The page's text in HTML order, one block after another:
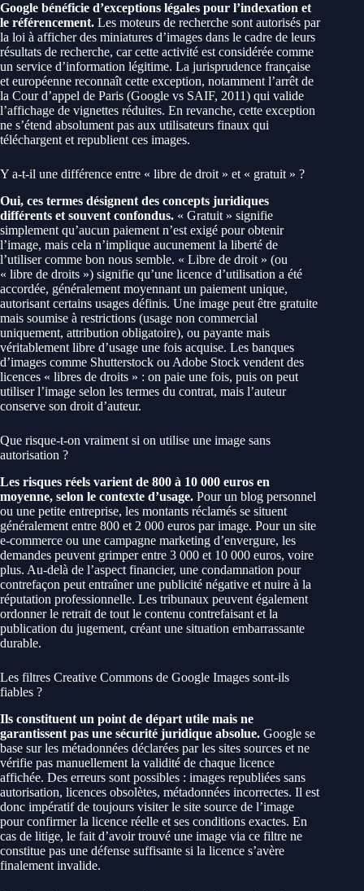
Google bénéficie d’exceptions légales pour l’indexation et
le référencement. Les moteurs de recherche sont autorisés par
la loi à afficher des miniatures d’images dans le cadre de leurs
résultats de recherche, car cette activité est considérée comme
un service d’information légitime. La jurisprudence française
et européenne reconnaît cette exception, notamment l’arrêt de
la Cour d’appel de Paris (Google vs SAIF, 2011) qui valide
l’affichage de vignettes réduites. En revanche, cette exception
ne s’étend absolument pas aux utilisateurs finaux qui
téléchargent et republient ces images.
Y a-t-il une différence entre « libre de droit » et « gratuit » ?
Oui, ces termes désignent des concepts juridiques
différents et souvent confondus. « Gratuit » signifie
simplement qu’aucun paiement n’est exigé pour obtenir
l’image, mais cela n’implique aucunement la liberté de
l’utiliser comme bon nous semble. « Libre de droit » (ou
« libre de droits ») signifie qu’une licence d’utilisation a été
accordée, généralement moyennant un paiement unique,
autorisant certains usages définis. Une image peut être gratuite
mais soumise à restrictions (usage non commercial
uniquement, attribution obligatoire), ou payante mais
véritablement libre d’usage une fois acquise. Les banques
d’images comme Shutterstock ou Adobe Stock vendent des
licences « libres de droits » : on paie une fois, puis on peut
utiliser l’image selon les termes du contrat, mais l’auteur
conserve son droit d’auteur.
Que risque-t-on vraiment si on utilise une image sans
autorisation ?
Les risques réels varient de 800 à 10 000 euros en
moyenne, selon le contexte d’usage. Pour un blog personnel
ou une petite entreprise, les montants réclamés se situent
généralement entre 800 et 2 000 euros par image. Pour un site
e-commerce ou une campagne marketing d’envergure, les
demandes peuvent grimper entre 3 000 et 10 000 euros, voire
plus. Au-delà de l’aspect financier, une condamnation pour
contrefaçon peut entraîner une publicité négative et nuire à la
réputation professionnelle. Les tribunaux peuvent également
ordonner le retrait de tout le contenu contrefaisant et la
publication du jugement, créant une situation embarrassante
durable.
Les filtres Creative Commons de Google Images sont-ils
fiables ?
Ils constituent un point de départ utile mais ne
garantissent pas une sécurité juridique absolue. Google se
base sur les métadonnées déclarées par les sites sources et ne
vérifie pas manuellement la validité de chaque licence
affichée. Des erreurs sont possibles : images republiées sans
autorisation, licences obsolètes, métadonnées incorrectes. Il est
donc impératif de toujours visiter le site source de l’image
pour confirmer la licence réelle et ses conditions exactes. En
cas de litige, le fait d’avoir trouvé une image via ce filtre ne
constitue pas une défense suffisante si la licence s’avère
finalement invalide.